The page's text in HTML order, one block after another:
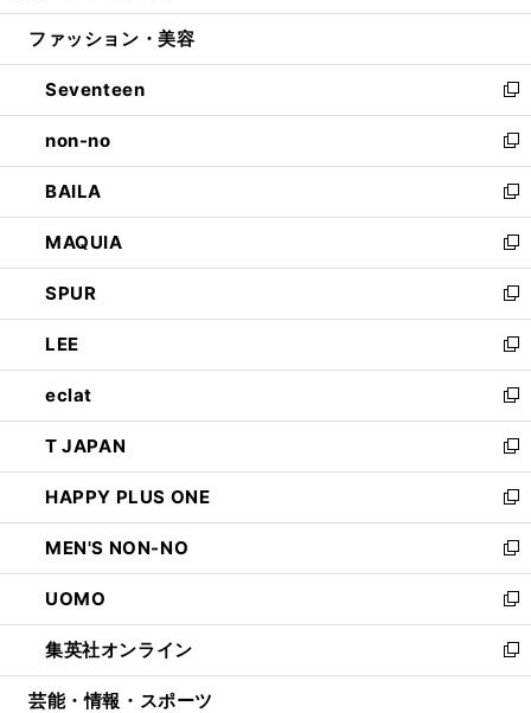
開
ウ
開
く
ン
ウ
で
開
く
ウ
ン
ド
ウ
で
開
く
ファッション・美容
Seventeen
新
し
い
ウ
ィ
ン
ド
ウ
で
開
く
non-no
新
し
い
ウ
ィ
ン
ド
ウ
で
開
く
BAILA
新
し
い
ウ
ィ
ン
ド
ウ
で
開
く
MAQUIA
新
し
い
ウ
ィ
ン
ド
ウ
で
開
く
SPUR
新
し
い
ウ
ィ
ン
ド
ウ
で
開
く
LEE
新
し
い
ウ
ィ
ン
ド
ウ
で
開
く
eclat
新
し
い
ウ
ィ
ン
ド
ウ
で
開
く
T JAPAN
新
し
い
ウ
ィ
ン
ド
ウ
で
開
HAPPY PLUS ONE
新
し
い
ウ
ィ
ン
ド
ウ
MEN'S NON-NO
新
し
い
ウ
ィ
ン
UOMO
新
し
い
ウ
集英社オンライン
新
し
芸能・情報・スポーツ